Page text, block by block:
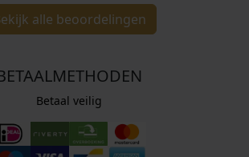
alle beoordelingen
Betaal veilig